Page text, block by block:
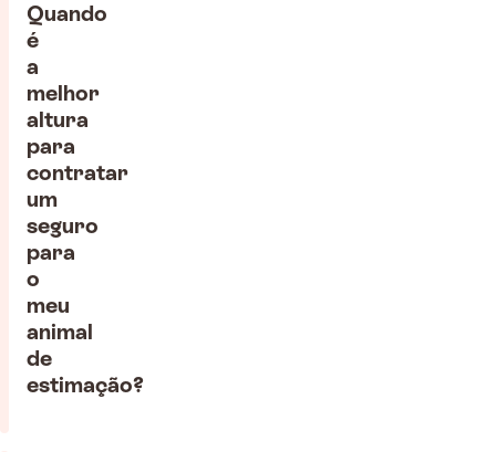
Quando
é
a
melhor
altura
para
contratar
um
seguro
para
o
meu
animal
de
estimação?